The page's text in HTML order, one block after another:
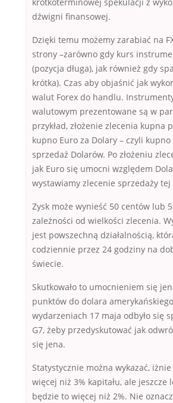
krótkoterminowej spekulacji z
dźwigni finansowej.
Dzięki temu możemy zarabiać na
strony –zarówno gdy kurs
(pozycja długa), jak również gdy
krótka). Czas aby objaśnić jak
walut Forex do handlu.
walutowym prezentowane są w
przykład, złożenie zlecenia kupna
kupno Euro za Dolary – czyli kupno
sprzedaż Dolarów. Po złożeniu
jak Euro się umocni względem
wystawiamy zlecenie sprzedaży tej
Zysk może wynieść 50 centów lub
zależności od wielkości zlecenia.
jest powszechną działalnością,
codziennie przez 24 godziny na
świecie.
Skutkowało to umocnieniem się
punktów do dolara
wydarzeniach 17 maja odbyło się
G7, żeby przedyskutować jak
się jena.
Statystycznie można wykazać,
więcej niż 3% kapitału, ale jeszcze
będzie to więcej niż 2%. Nie